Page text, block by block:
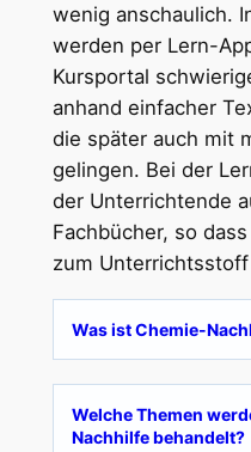
wenig anschaulich.
werden per Lern-
Kursportal
anhand einfacher
die später auch mit
gelingen. Bei der
der Unterrichtende
Fachbücher, so
zum
Was ist Chemie-
Welche Themen
Nachhilfe behandelt?